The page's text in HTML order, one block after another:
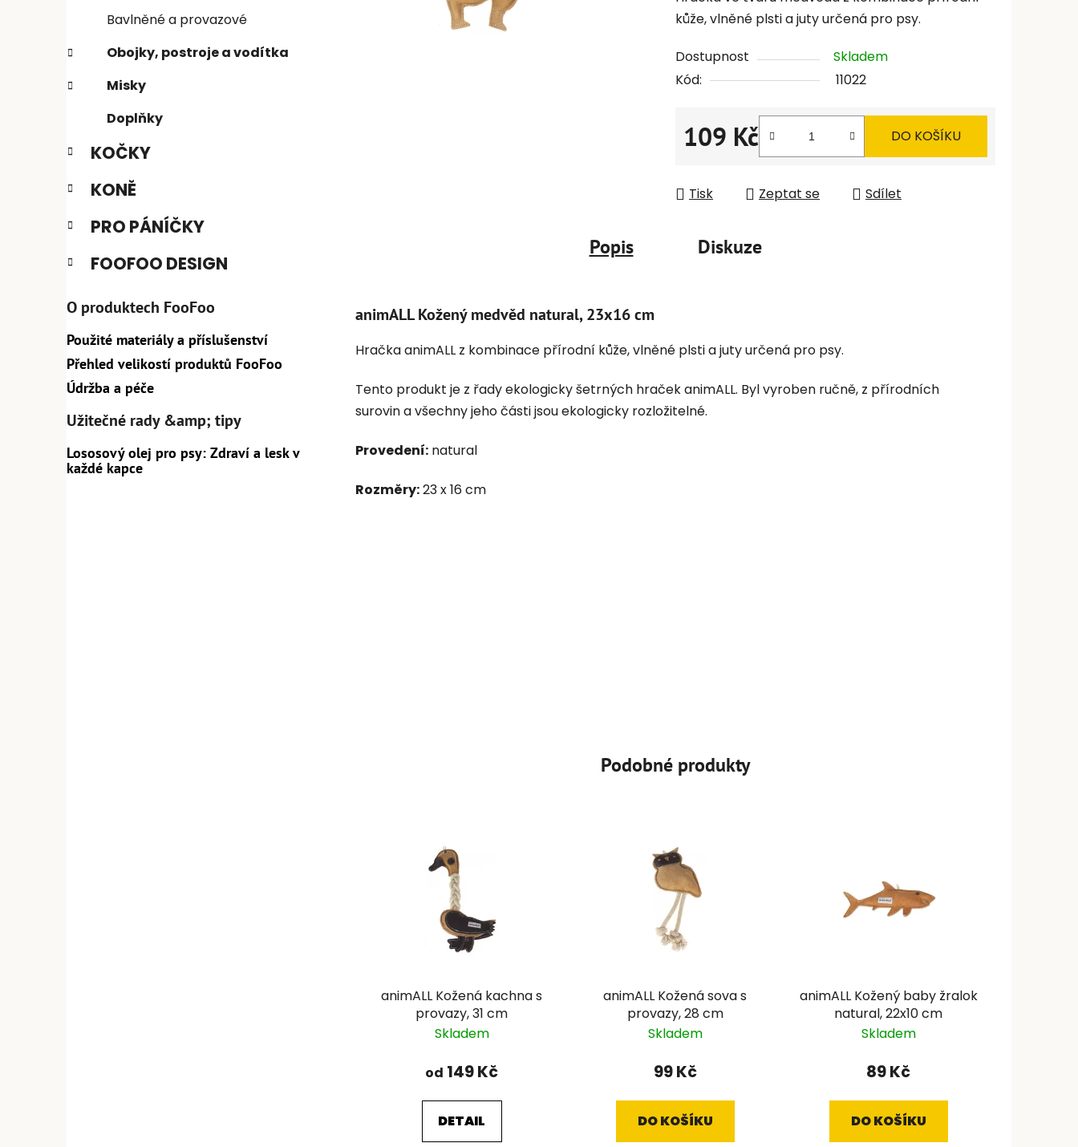
í
p
a
l
Bavlněné a provazové
Obojky, postroje a vodítka
Misky
Doplňky
KOČKY
KONĚ
PRO PÁNÍČKY
FOOFOO DESIGN
O produktech FooFoo
Použité materiály a příslušenství
Přehled velikostí produktů FooFoo
Údržba a péče
Užitečné rady &amp; tipy
Lososový olej pro psy: Zdraví a lesk v
každé kapce
kůže, vlněné plsti a juty určená pro psy.
Dostupnost
Skladem
Kód:
11022
109 Kč
Měrná cena:
DO KOŠÍKU
Tisk Zeptat se Sdílet
Popis Diskuze
animALL Kožený medvěd natural, 23x16 cm
Hračka animALL z kombinace přírodní kůže, vlněné plsti a juty určená pro psy.
Tento produkt je z řady ekologicky šetrných hraček animALL. Byl vyroben ručně, z přírodních
surovin a všechny jeho části jsou ekologicky rozložitelné.
Provedení: natural
Rozměry:23 x 16 cm
Podobné produkty
animALL Kožená kachna s
provazy, 31 cm
Skladem
od 149 Kč
DETAIL
animALL Kožená sova s
provazy, 28 cm
Skladem
99 Kč
DO KOŠÍKU
animALL Kožený baby žralok
natural, 22x10 cm
Skladem
89 Kč
DO KOŠÍKU